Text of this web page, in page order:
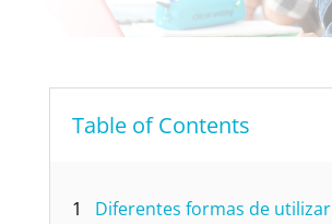
Table of Contents
1
Diferentes formas de utilizar